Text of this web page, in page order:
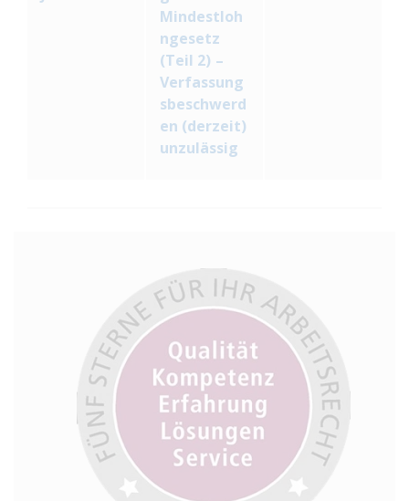
Mindestloh
ngesetz
(Teil 2) –
Verfassung
sbeschwerd
en (derzeit)
unzulässig